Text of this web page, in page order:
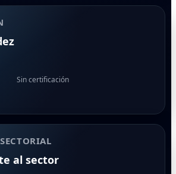
Sin certificación
al sector